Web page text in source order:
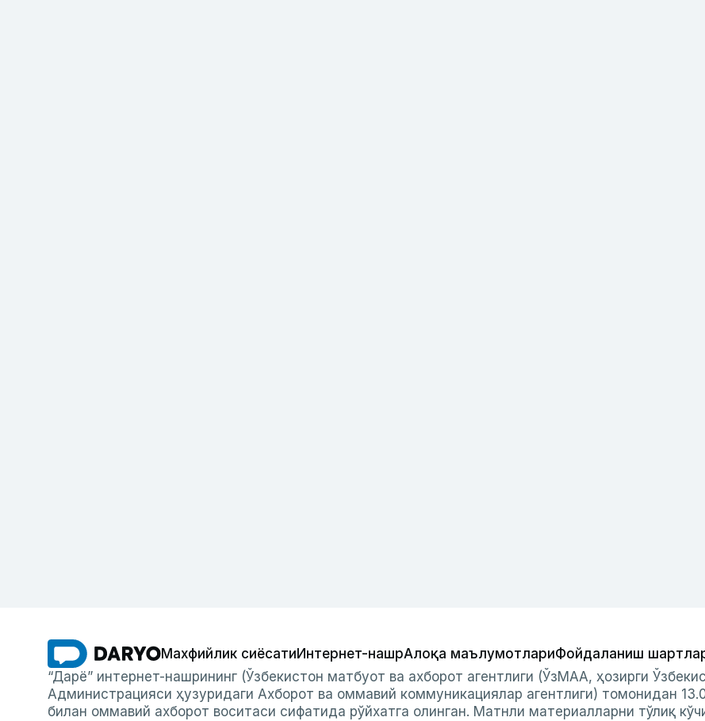
Махфийлик сиёсатиИнтернет-нашрАлоқа маълумотлариФойдаланиш
“Дарё” интернет-нашрининг (Ўзбекистон матбуот ва ахборот агентлиги (ЎзМАА, ҳозирги
Администрацияси ҳузуридаги Ахборот ва оммавий коммуникациялар агентлиги) томонидан
билан оммавий ахборот воситаси сифатида рўйхатга олинган. Матнли материалларни тўлиқ